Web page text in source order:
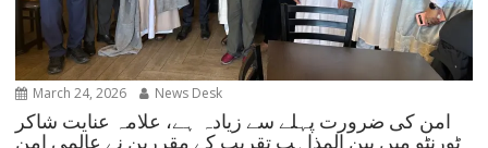
March 24, 2026 News Desk
امن کی ضرورت پہلے سے زیادہ ہے، علامہ عنایت شاکر
ٹورنٹو میں بین المذاہب تقریب کے مقررین نے عالمی امن